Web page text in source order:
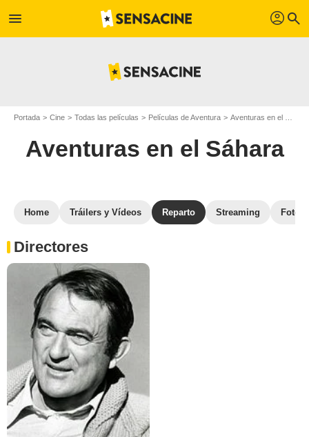
menu profil search
Portada Cine Todas las películas Películas de Aventura Aventuras en el Sáhara
Aventuras en el Sáhara
Home Tráilers y Vídeos Reparto Streaming Fotos
Directores